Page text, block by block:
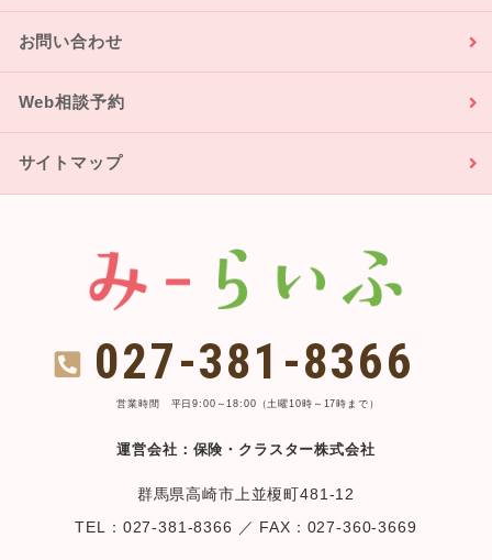
お問い合わせ
Web相談予約
サイトマップ
027-381-8366
営業時間 平日9:00～18:00（土曜10時～17時まで）
運営会社：保険・クラスター株式会社
群馬県高崎市上並榎町481-12
TEL：027-381-8366 ／ FAX：027-360-3669